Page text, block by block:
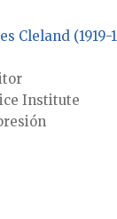
Cleland (1919-
Institute